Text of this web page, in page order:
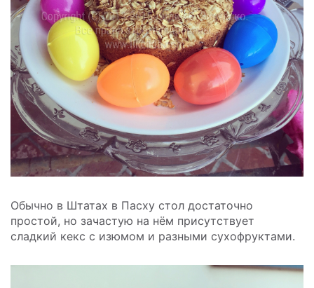
Обычно в Штатах в Пасху стол достаточно
простой, но зачастую на нём присутствует
сладкий кекс с изюмом и разными сухофруктами.